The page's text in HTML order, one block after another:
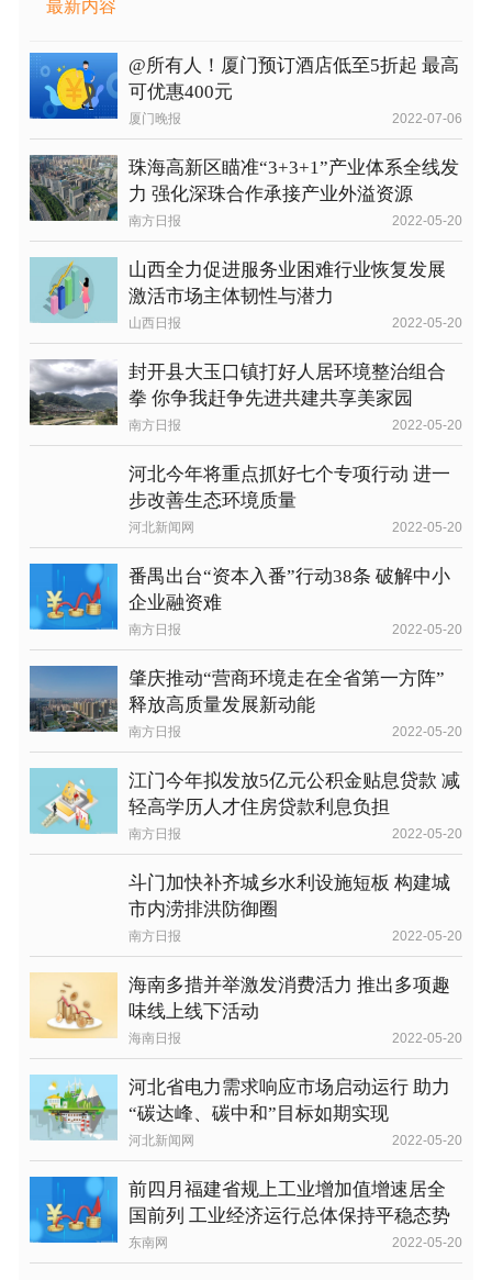
最新内容
@所有人！厦门预订酒店低至5折起 最高
可优惠400元
厦门晚报 2022-07-06
珠海高新区瞄准“3+3+1”产业体系全线发
力 强化深珠合作承接产业外溢资源
南方日报 2022-05-20
山西全力促进服务业困难行业恢复发展
激活市场主体韧性与潜力
山西日报 2022-05-20
封开县大玉口镇打好人居环境整治组合
拳 你争我赶争先进共建共享美家园
南方日报 2022-05-20
河北今年将重点抓好七个专项行动 进一
步改善生态环境质量
河北新闻网 2022-05-20
番禺出台“资本入番”行动38条 破解中小
企业融资难
南方日报 2022-05-20
肇庆推动“营商环境走在全省第一方阵”
释放高质量发展新动能
南方日报 2022-05-20
江门今年拟发放5亿元公积金贴息贷款 减
轻高学历人才住房贷款利息负担
南方日报 2022-05-20
斗门加快补齐城乡水利设施短板 构建城
市内涝排洪防御圈
南方日报 2022-05-20
海南多措并举激发消费活力 推出多项趣
味线上线下活动
海南日报 2022-05-20
河北省电力需求响应市场启动运行 助力
“碳达峰、碳中和”目标如期实现
河北新闻网 2022-05-20
前四月福建省规上工业增加值增速居全
国前列 工业经济运行总体保持平稳态势
东南网 2022-05-20